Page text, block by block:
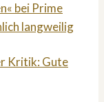
bei Prime
langweilig
Kritik: Gute